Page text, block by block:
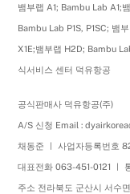
뱀부랩 A1; Bambu Lab A1;
Bambu Lab P1S, P1SC; 뱀
X1E;뱀부랩 H2D; Bambu
식서비스 센터 덕유항공
공식판매사 덕유항공(주)
A/S 신청 Email :
채동준 ㅣ 사업자등록번호
대표전화 063-451-0121 ㅣ
주소 전라북도 군산시 서수